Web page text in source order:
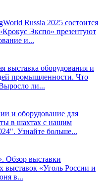
Russia 2025 состоится
Экспо» презентуют
и...
выставка оборудования и
промышленности. Что
ли...
и оборудование для
в шахтах с нашим
Узнайте больше...
Обзор выставки
выставок «Уголь России и
в...